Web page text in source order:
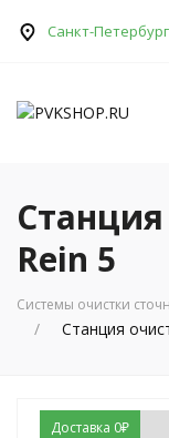
Санкт-Петербург
Rein 5
Системы очистки
Станция
Доставка 0₽